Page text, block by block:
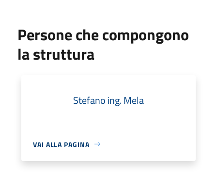
Persone che compongono
la struttura
Stefano ing. Mela
VAI ALLA PAGINA